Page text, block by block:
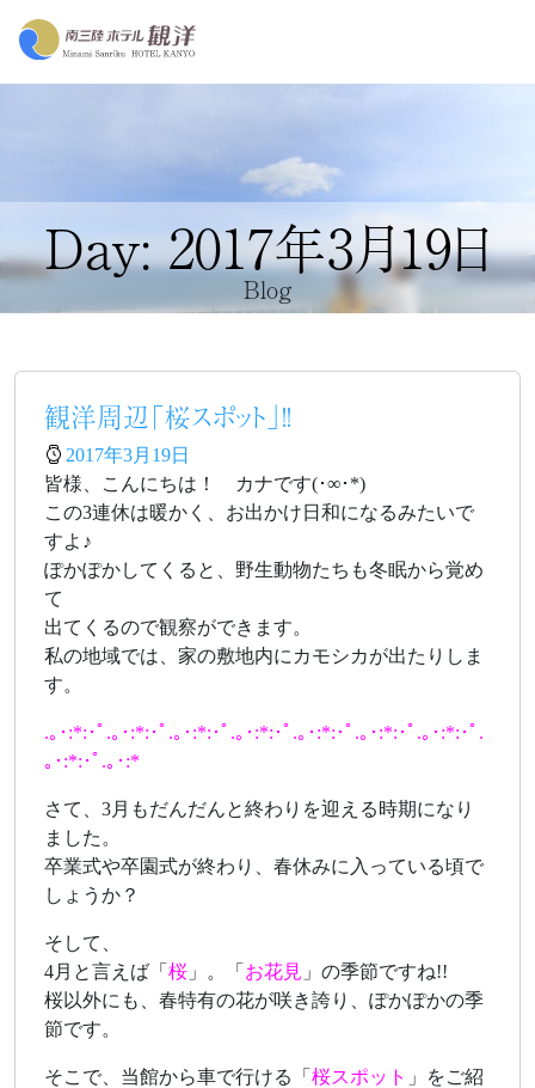
Day: 2017年3月19日
Blog
観洋周辺「桜スポット」!!
2017年3月19日
皆様、こんにちは！ カナです(･∞･*)
この3連休は暖かく、お出かけ日和になるみたいで
すよ♪
ぽかぽかしてくると、野生動物たちも冬眠から覚め
て
出てくるので観察ができます。
私の地域では、家の敷地内にカモシカが出たりしま
す。
.｡･:*:･ﾟ.｡･:*:･ﾟ.｡･:*:･ﾟ.｡･:*:･ﾟ.｡･:*:･ﾟ.｡･:*:･ﾟ.｡･:*:･ﾟ.
｡･:*:･ﾟ.｡･:*
さて、3月もだんだんと終わりを迎える時期になり
ました。
卒業式や卒園式が終わり、春休みに入っている頃で
しょうか？
そして、
4月と言えば「 桜 」。「 お花見 」の季節ですね!!
桜以外にも、春特有の花が咲き誇り、ぽかぽかの季
節です。
そこで、当館から車で行ける「 桜スポット 」をご紹